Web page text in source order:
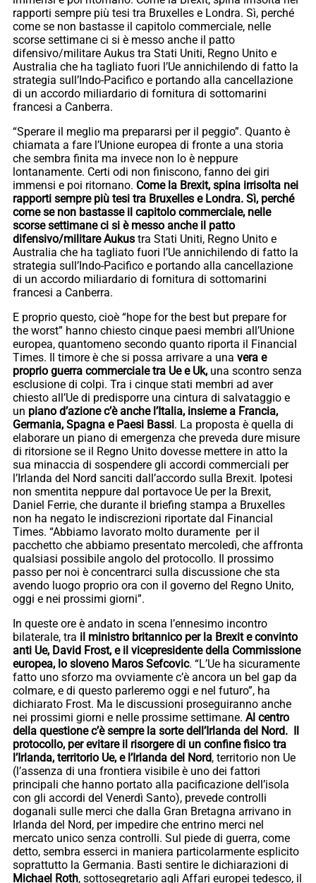
rapporti sempre più tesi tra Bruxelles e Londra. Sì, perché
come se non bastasse il capitolo commerciale, nelle
scorse settimane ci si è messo anche il patto
difensivo/militare Aukus tra Stati Uniti, Regno Unito e
Australia che ha tagliato fuori l’Ue annichilendo di fatto la
strategia sull’Indo-Pacifico e portando alla cancellazione
di un accordo miliardario di fornitura di sottomarini
francesi a Canberra.
“Sperare il meglio ma prepararsi per il peggio”. Quanto è
chiamata a fare l’Unione europea di fronte a una storia
che sembra finita ma invece non lo è neppure
lontanamente. Certi odi non finiscono, fanno dei giri
immensi e poi ritornano. Come la Brexit, spina irrisolta nei
rapporti sempre più tesi tra Bruxelles e Londra. Sì, perché
come se non bastasse il capitolo commerciale, nelle
scorse settimane ci si è messo anche il patto
difensivo/militare Aukus tra Stati Uniti, Regno Unito e
Australia che ha tagliato fuori l’Ue annichilendo di fatto la
strategia sull’Indo-Pacifico e portando alla cancellazione
di un accordo miliardario di fornitura di sottomarini
francesi a Canberra.
E proprio questo, cioè “hope for the best but prepare for
the worst” hanno chiesto cinque paesi membri all’Unione
europea, quantomeno secondo quanto riporta il Financial
Times. Il timore è che si possa arrivare a una vera e
proprio guerra commerciale tra Ue e Uk, una scontro senza
esclusione di colpi. Tra i cinque stati membri ad aver
chiesto all’Ue di predisporre una cintura di salvataggio e
un piano d’azione c’è anche l’Italia, insieme a Francia,
Germania, Spagna e Paesi Bassi. La proposta è quella di
elaborare un piano di emergenza che preveda dure misure
di ritorsione se il Regno Unito dovesse mettere in atto la
sua minaccia di sospendere gli accordi commerciali per
l’Irlanda del Nord sanciti dall’accordo sulla Brexit. Ipotesi
non smentita neppure dal portavoce Ue per la Brexit,
Daniel Ferrie, che durante il briefing stampa a Bruxelles
non ha negato le indiscrezioni riportate dal Financial
Times. “Abbiamo lavorato molto duramente per il
pacchetto che abbiamo presentato mercoledì, che affronta
qualsiasi possibile angolo del protocollo. Il prossimo
passo per noi è concentrarci sulla discussione che sta
avendo luogo proprio ora con il governo del Regno Unito,
oggi e nei prossimi giorni”.
In queste ore è andato in scena l’ennesimo incontro
bilaterale, tra il ministro britannico per la Brexit e convinto
anti Ue, David Frost, e il vicepresidente della Commissione
europea, lo sloveno Maros Sefcovic. “L’Ue ha sicuramente
fatto uno sforzo ma ovviamente c’è ancora un bel gap da
colmare, e di questo parleremo oggi e nel futuro”, ha
dichiarato Frost. Ma le discussioni proseguiranno anche
nei prossimi giorni e nelle prossime settimane. Al centro
della questione c’è sempre la sorte dell’Irlanda del Nord. Il
protocollo, per evitare il risorgere di un confine fisico tra
l’Irlanda, territorio Ue, e l’Irlanda del Nord, territorio non Ue
(l’assenza di una frontiera visibile è uno dei fattori
principali che hanno portato alla pacificazione dell’isola
con gli accordi del Venerdì Santo), prevede controlli
doganali sulle merci che dalla Gran Bretagna arrivano in
Irlanda del Nord, per impedire che entrino merci nel
mercato unico senza controlli. Sul piede di guerra, come
detto, sembra esserci in maniera particolarmente esplicito
soprattutto la Germania. Basti sentire le dichiarazioni di
Michael Roth, sottosegretario agli Affari europei tedesco, il